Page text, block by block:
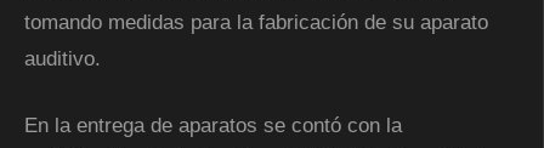
tomando medidas para la fabricación de su aparato
auditivo.
En la entrega de aparatos se contó con la